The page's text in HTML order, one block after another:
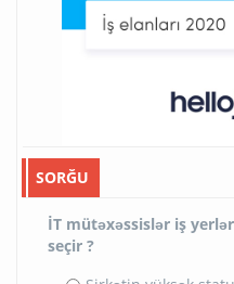
SORĞU
İT mütəxəssislər iş
seçir ?